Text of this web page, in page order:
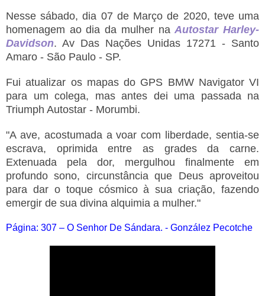
Nesse sábado, dia 07 de Março de 2020, teve uma
homenagem ao dia da mulher naAutostar Harley-
Davidson. Av Das Nações Unidas 17271 - Santo
Amaro - São Paulo - SP.
Fui atualizar os mapas do GPS BMW Navigator VI
para um colega, mas antes dei uma passada na
Triumph Autostar - Morumbi.
"A ave, acostumada a voar com liberdade, sentia-se
escrava, oprimida entre as grades da carne.
Extenuada pela dor, mergulhou finalmente em
profundo sono, circunstância que Deus aproveitou
para dar o toque cósmico à sua criação, fazendo
emergir de sua divina alquimia a mulher."
Página: 307 – O Senhor De Sándara. - González Pecotche